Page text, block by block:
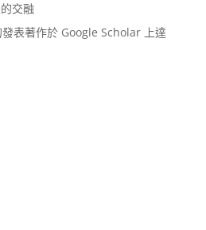
交融
表著作於 Google Scholar 上達